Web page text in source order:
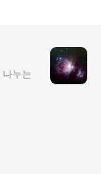
나누는